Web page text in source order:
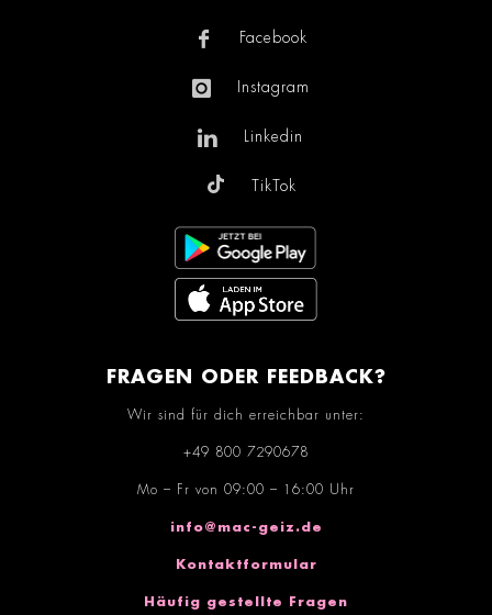
Facebook
Instagram
Linkedin
TikTok
FRAGEN ODER FEEDBACK?
Wir sind für dich erreichbar unter:
+49 800 7290678
Mo – Fr von 09:00 – 16:00 Uhr
info@mac-geiz.de
Kontaktformular
Häufig gestellte Fragen